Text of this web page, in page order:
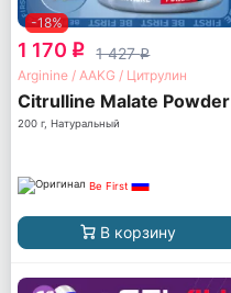
-18%
1 170 q 1 427q
Arginine / AAKG / Цитрулин
Citrulline Malate Powder
200 г, Натуральный
Be First
В корзину